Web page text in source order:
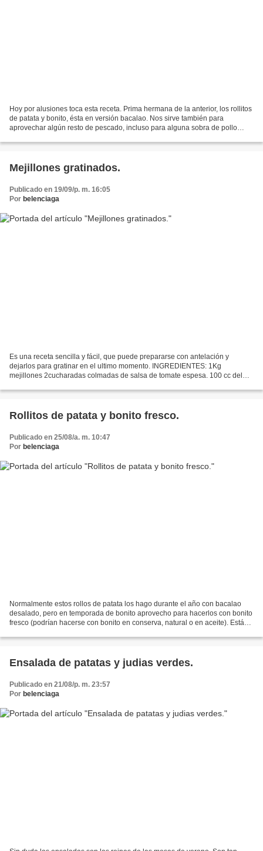
Hoy por alusiones toca esta receta. Prima hermana de la anterior, los rollitos
de patata y bonito, ésta en versión bacalao. Nos sirve también para
aprovechar algún resto de pescado, incluso para alguna sobra de pollo
Mejillones gratinados.
Publicado en 19/09/p. m. 16:05
Por belenciaga
Es una receta sencilla y fácil, que puede prepararse con antelación y
dejarlos para gratinar en el ultimo momento. INGREDIENTES: 1Kg
mejillones 2cucharadas colmadas de salsa de tomate espesa. 100 cc del
Rollitos de patata y bonito fresco.
Publicado en 25/08/a. m. 10:47
Por belenciaga
Normalmente estos rollos de patata los hago durante el año con bacalao
desalado, pero en temporada de bonito aprovecho para hacerlos con bonito
fresco (podrían hacerse con bonito en conserva, natural o en aceite). Están
Ensalada de patatas y judias verdes.
Publicado en 21/08/p. m. 23:57
Por belenciaga